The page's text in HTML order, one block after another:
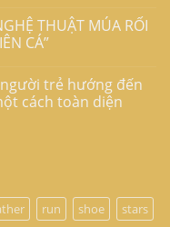
THUẬT MÚA RỐI
CÁ”
trẻ hướng đến
cách toàn diện
run shoe
stars